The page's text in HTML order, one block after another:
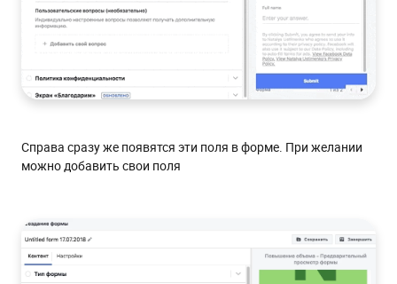
Справа сразу же появятся эти поля в форме. При желании
можно добавить свои поля